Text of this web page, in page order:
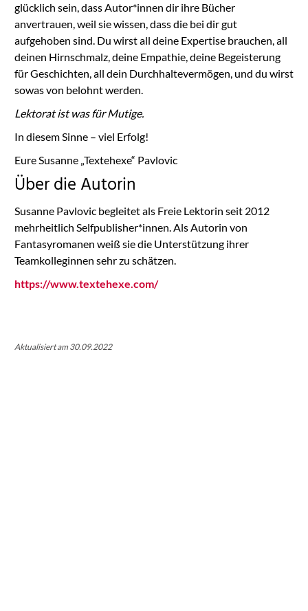
glücklich sein, dass Autor*innen dir ihre Bücher
anvertrauen, weil sie wissen, dass die bei dir gut
aufgehoben sind. Du wirst all deine Expertise brauchen, all
deinen Hirnschmalz, deine Empathie, deine Begeisterung
für Geschichten, all dein Durchhaltevermögen, und du wirst
sowas von belohnt werden.
Lektorat ist was für Mutige.
In diesem Sinne – viel Erfolg!
Eure Susanne „Textehexe“ Pavlovic
Über die Autorin
Susanne Pavlovic begleitet als Freie Lektorin seit 2012
mehrheitlich Selfpublisher*innen. Als Autorin von
Fantasyromanen weiß sie die Unterstützung ihrer
Teamkolleginnen sehr zu schätzen.
https://www.textehexe.com/
Aktualisiert am 30.09.2022